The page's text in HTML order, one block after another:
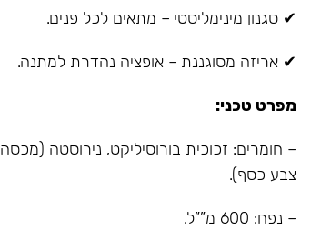
✔ סגנון מינימליסטי – מתאים לכל פנים.
✔ אריזה מסוגננת – אופציה נהדרת למתנה.
מפרט טכני:
צבע כסף).
– נפח: 600 מ””ל.